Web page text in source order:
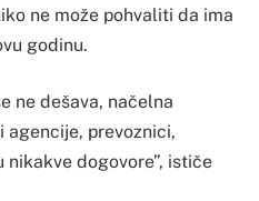
ne može pohvaliti da ima
godinu.
ne dešava, načelna
agencije, prevoznici,
dogovore”, ističe